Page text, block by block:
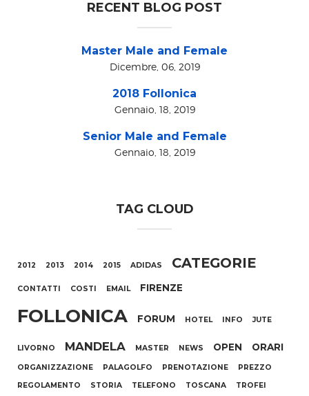
RECENT BLOG POST
Master Male and Female
Dicembre, 06, 2019
2018 Follonica
Gennaio, 18, 2019
Senior Male and Female
Gennaio, 18, 2019
TAG CLOUD
2012 2013 2014 2015 ADIDAS CATEGORIE
CONTATTI COSTI EMAIL FIRENZE
FOLLONICA FORUM HOTEL INFO JUTE
LIVORNO MANDELA MASTER NEWS OPEN ORARI
ORGANIZZAZIONE PALAGOLFO PRENOTAZIONE
PREZZO
REGOLAMENTO
STORIA TELEFONO TOSCANA TROFEI